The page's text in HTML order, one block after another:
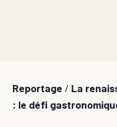
Reportage / La
: le défi